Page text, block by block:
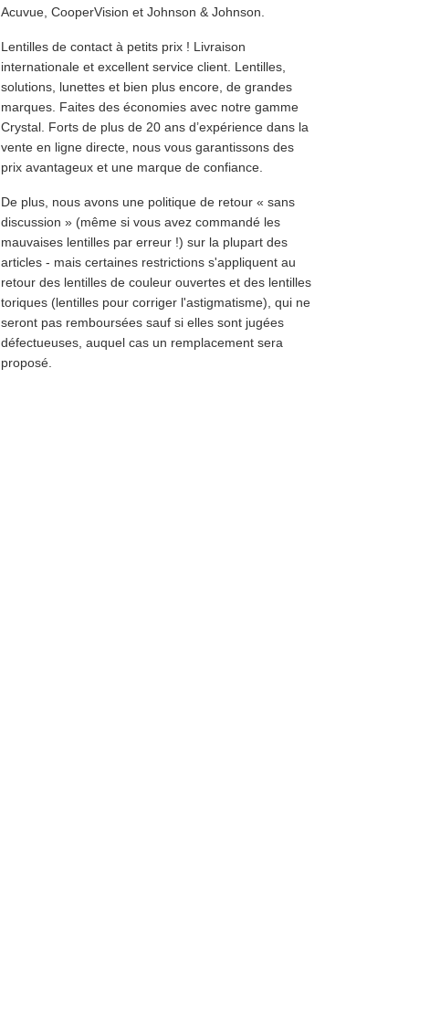
Acuvue, CooperVision et Johnson & Johnson.
Lentilles de contact à petits prix ! Livraison
internationale et excellent service client. Lentilles,
solutions, lunettes et bien plus encore, de grandes
marques. Faites des économies avec notre gamme
Crystal. Forts de plus de 20 ans d’expérience dans la
vente en ligne directe, nous vous garantissons des
prix avantageux et une marque de confiance.
De plus, nous avons une politique de retour « sans
discussion » (même si vous avez commandé les
mauvaises lentilles par erreur !) sur la plupart des
articles - mais certaines restrictions s'appliquent au
retour des lentilles de couleur ouvertes et des lentilles
toriques (lentilles pour corriger l'astigmatisme), qui ne
seront pas remboursées sauf si elles sont jugées
défectueuses, auquel cas un remplacement sera
proposé.